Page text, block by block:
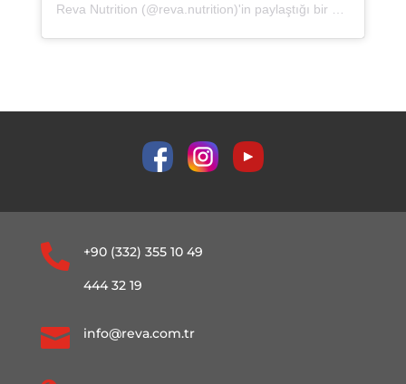
 +90 (332) 355 10 49
444 32 19
 info@reva.com.tr